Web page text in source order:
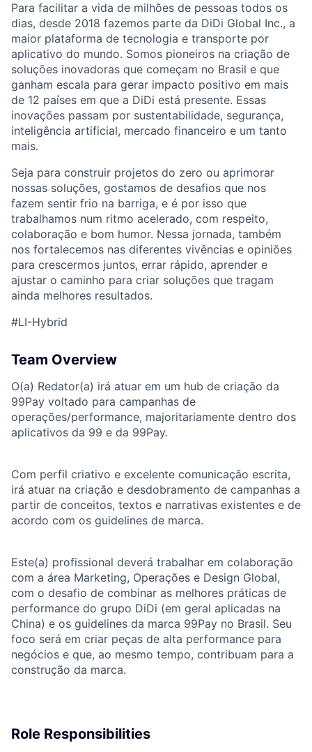
ACME Homepage
Para facilitar a vida de milhões de pessoas todos os
dias, desde 2018 fazemos parte da DiDi Global Inc., a
maior plataforma de tecnologia e transporte por
aplicativo do mundo. Somos pioneiros na criação de
soluções inovadoras que começam no Brasil e que
ganham escala para gerar impacto positivo em mais
de 12 países em que a DiDi está presente. Essas
inovações passam por sustentabilidade, segurança,
inteligência artificial, mercado financeiro e um tanto
mais.
Seja para construir projetos do zero ou aprimorar
nossas soluções, gostamos de desafios que nos
fazem sentir frio na barriga, e é por isso que
trabalhamos num ritmo acelerado, com respeito,
colaboração e bom humor. Nessa jornada, também
nos fortalecemos nas diferentes vivências e opiniões
para crescermos juntos, errar rápido, aprender e
ajustar o caminho para criar soluções que tragam
ainda melhores resultados.
#LI-Hybrid
Team Overview
O(a) Redator(a) irá atuar em um hub de criação da
99Pay voltado para campanhas de
operações/performance, majoritariamente dentro dos
aplicativos da 99 e da 99Pay.
Com perfil criativo e excelente comunicação escrita,
irá atuar na criação e desdobramento de campanhas a
partir de conceitos, textos e narrativas existentes e de
acordo com os guidelines de marca.
Este(a) profissional deverá trabalhar em colaboração
com a área Marketing, Operações e Design Global,
com o desafio de combinar as melhores práticas de
performance do grupo DiDi (em geral aplicadas na
China) e os guidelines da marca 99Pay no Brasil. Seu
foco será em criar peças de alta performance para
negócios e que, ao mesmo tempo, contribuam para a
construção da marca.
Role Responsibilities